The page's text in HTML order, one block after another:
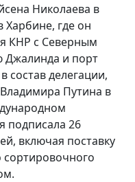
Николаева в
где он
КНР с Северным
Джалинда и порт
состав делегации,
Путина в
подписала 26
включая поставку
сортировочного